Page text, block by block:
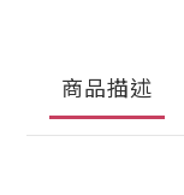
商品描述